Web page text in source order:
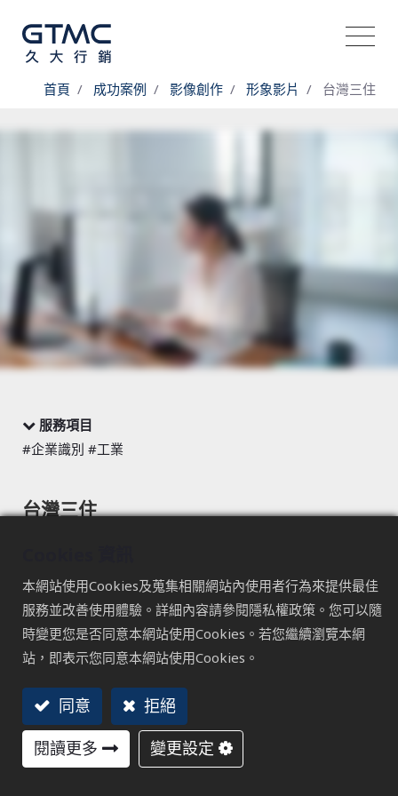
首頁 成功案例 影像創作 形象影片 台灣三住
服務項目
#企業識別 #工業
台灣三住
面對複雜且高強度的工業設計需求，台灣三住再次以設計者
的視角出發，推出 RAPiD Design 設計輔助軟體，協助工業
設計師更有效率地因應各種挑戰。
透過直覺操作與強大的系統整合能力，RAPiD Design 將繁
專注於創意與解決問題本身。
本網站使用Cookies及蒐集相關網站內使用者行為來提供最佳
服務並改善使用體驗。詳細內容請參閱隱私權政策。您可以隨
時變更您是否同意本網站使用Cookies。若您繼續瀏覽本網
站，即表示您同意本網站使用Cookies。
同意
拒絕
閱讀更多
變更設定